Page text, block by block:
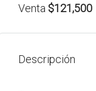
Venta $121,500
Descripción